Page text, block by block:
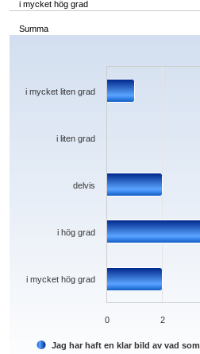
i mycket hög grad
Summa
Chart
The chart has 1 X axis displaying categories.
The chart has 1 Y axis displaying values. Data
Jag har haft en klar bild av vad
i mycket hög grad
i hög grad
delvis
i liten grad
i mycket liten grad
0 2